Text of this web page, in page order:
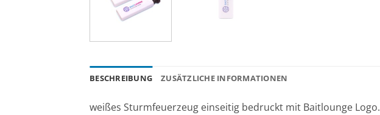
BESCHREIBUNG ZUSÄTZLICHE INFORMATIONEN
weißes Sturmfeuerzeug einseitig bedruckt mit Baitlounge Logo.